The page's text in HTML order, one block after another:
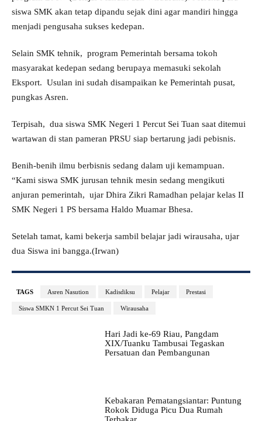
siswa SMK akan tetap dipandu sejak dini agar mandiri hingga
menjadi pengusaha sukses kedepan.
Selain SMK tehnik, program Pemerintah bersama tokoh
masyarakat kedepan sedang berupaya memasuki sekolah
Eksport. Usulan ini sudah disampaikan ke Pemerintah pusat,
pungkas Asren.
Terpisah, dua siswa SMK Negeri 1 Percut Sei Tuan saat ditemui
wartawan di stan pameran PRSU siap bertarung jadi pebisnis.
Benih-benih ilmu berbisnis sedang dalam uji kemampuan.
“Kami siswa SMK jurusan tehnik mesin sedang mengikuti
anjuran pemerintah, ujar Dhira Zikri Ramadhan pelajar kelas II
SMK Negeri 1 PS bersama Haldo Muamar Bhesa.
Setelah tamat, kami bekerja sambil belajar jadi wirausaha, ujar
dua Siswa ini bangga.(Irwan)
TAGS Asren Nasution Kadisdiksu Pelajar Prestasi
Siswa SMKN 1 Percut Sei Tuan Wirausaha
Hari Jadi ke-69 Riau, Pangdam
XIX/Tuanku Tambusai Tegaskan
Persatuan dan Pembangunan
Kebakaran Pematangsiantar: Puntung
Rokok Diduga Picu Dua Rumah